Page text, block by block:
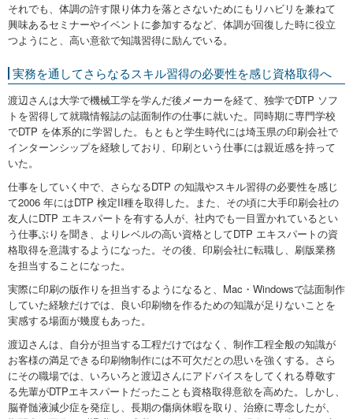
それでも、体調の許す限り体力を落とさないためにもリハビリを兼ねて
興味あるセミナーやイベントに参加するなど、体調が回復した時に役立
つようにと、高い意欲で知識習得に励んでいる。
実務を通してさらなるスキル習得の必要性を感じ資格取得へ
渡辺さんは大学で機械⼯学を学んだ後メーカーを経て、独学でDTP ソフ
トを習得して就職情報誌の誌面制作の仕事に就いた。同時期に専門学校
でDTP を体系的に学習した。もともと学生時代には埼玉県の印刷会社で
インターンシップを経験しており、印刷という仕事には親近感を持って
いた。
仕事をしていく中で、さらなるDTP の知識やスキル習得の必要性を感じ
て2006 年にはDTP 検定II種を取得した。また、その頃に大手印刷会社の
友人にDTP エキスパートを有する人が、社内でも一目置かれているとい
う仕事ぶりを聞き、よりレベルの高い資格としてDTP エキスパートの資
格取得を意識するようになった。その後、印刷会社に転職し、刷版業務
を担当することになった。
実際に印刷の版作りを担当するようになると、Mac・Windowsで誌面制作
していた経験だけでは、良い印刷物を作るための知識が足りないことを
実感する場面が幾度もあった。
渡辺さんは、自分が担当する工程だけではなく、制作工程全般の知識が
お客様の満足できる印刷物制作には不可欠だとの思いを強くする。さら
にその職場では、いろいろと渡辺さんにアドバイスをしてくれる尊敬す
る先輩がDTPエキスパートだったことも資格取得意欲を高めた。しかし、
脳脊髄液減少症を発症し、長期の傷病休暇を取り、治療に専念したが、